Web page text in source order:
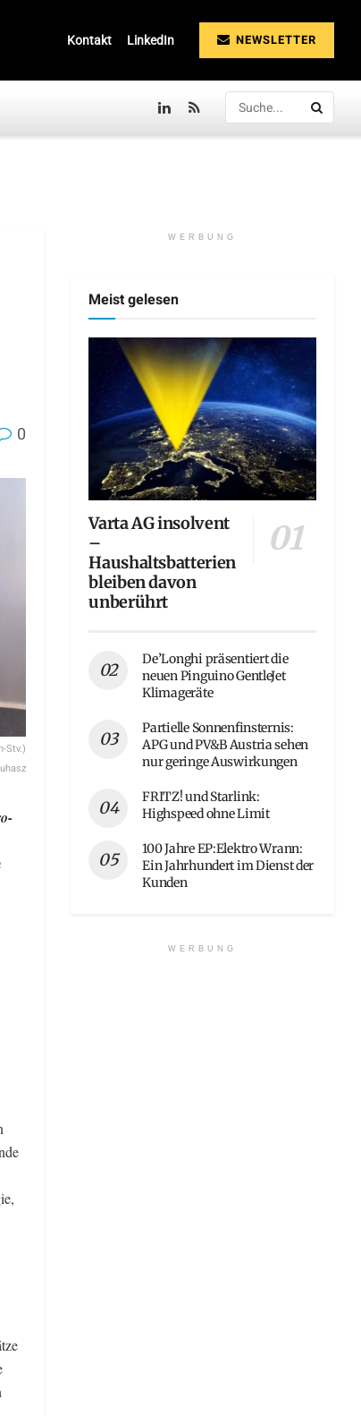
Kontakt LinkedIn NEWSLETTER
0
Stv.)
WERBUNG
Meist gelesen
Varta AG insolvent
–
Haushaltsbatterien
bleiben davon
unberührt
De’Longhi präsentiert die
neuen Pinguino GentleJet
Klimageräte
Partielle Sonnenfinsternis:
APG und PV&B Austria sehen
nur geringe Auswirkungen
FRITZ! und Starlink:
Highspeed ohne Limit
100 Jahre EP:Elektro Wrann:
Ein Jahrhundert im Dienst der
Kunden
WERBUNG